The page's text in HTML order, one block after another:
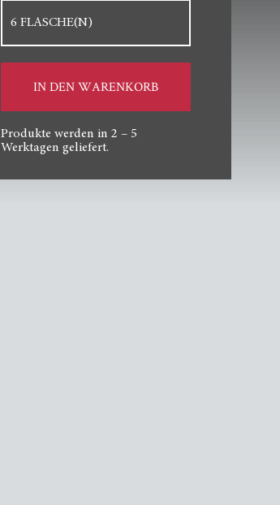
IN DEN WARENKORB
Produkte werden in 2 – 5
Werktagen geliefert.